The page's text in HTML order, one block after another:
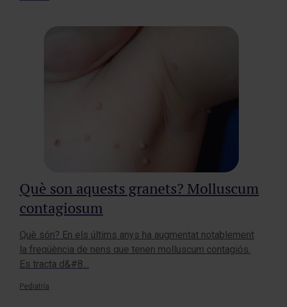
Què son aquests granets? Molluscum
contagiosum
Què són? En els últims anys ha augmentat notablement
la freqüència de nens que tenen molluscum contagiós.
Es tracta d&#8…
Pediatría